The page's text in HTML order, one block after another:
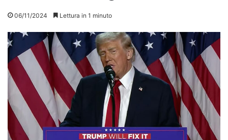
06/11/2024 Lettura in 1 minuto